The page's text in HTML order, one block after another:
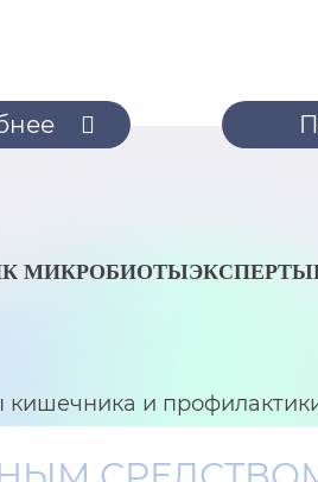
МИКРОБИОТЫЭКСПЕРТЫ
и